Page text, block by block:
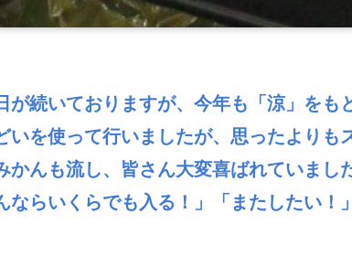
が続いておりますが、今年も「涼」をも
いを使って行いましたが、思ったよりも
かんも流し、皆さん大変喜ばれていまし
ならいくらでも入る！」「またしたい